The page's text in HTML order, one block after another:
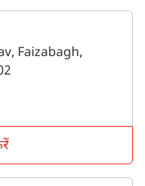
Faizabagh,